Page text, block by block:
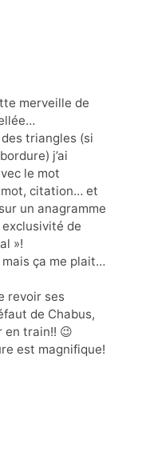
merveille de
des triangles (si
j’ai
le mot
mot, citation… et
un anagramme
exclusivité de
»!
mais ça me plait…
revoir ses
de Chabus,
en train!! 😉
est magnifique!